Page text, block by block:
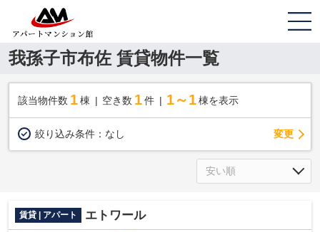
我孫子市布佐 賃貸物件一覧
該当物件数 1棟 空き数 1 件 1～1 棟を表示
絞り込み条件： なし 変更
賃貸 | アパート エトワール